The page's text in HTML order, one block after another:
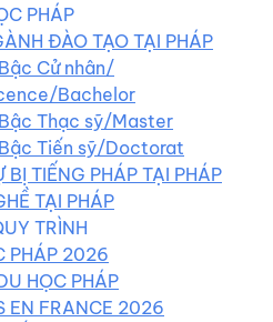
PHÁP
ĐÀO TẠO TẠI PHÁP
Cử nhân/
Bachelor
Thạc sỹ/Master
Tiến sỹ/Doctorat
BỊ TIẾNG PHÁP TẠI PHÁP
TẠI PHÁP
TRÌNH
PHÁP 2026
HỌC PHÁP
EN FRANCE 2026